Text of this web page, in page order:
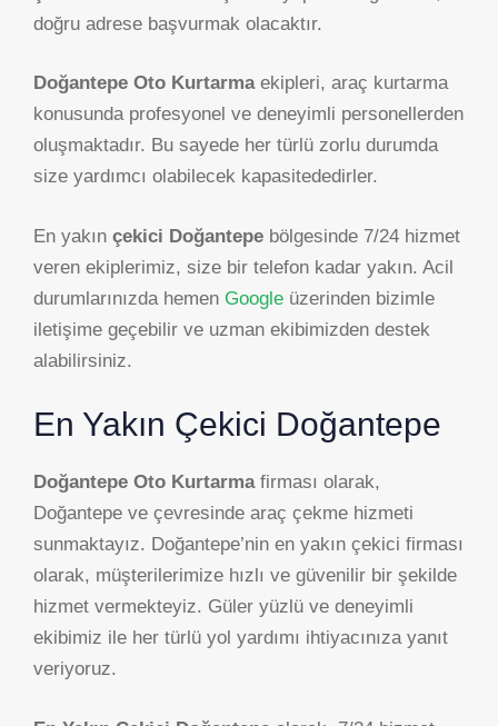
doğru adrese başvurmak olacaktır.
Doğantepe Oto Kurtarmaekipleri, araç kurtarma
konusunda profesyonel ve deneyimli personellerden
oluşmaktadır. Bu sayede her türlü zorlu durumda
size yardımcı olabilecek kapasitededirler.
En yakın çekici Doğantepe bölgesinde 7/24 hizmet
veren ekiplerimiz, size bir telefon kadar yakın. Acil
durumlarınızda hemen Google üzerinden bizimle
iletişime geçebilir ve uzman ekibimizden destek
alabilirsiniz.
En Yakın Çekici Doğantepe
Doğantepe Oto Kurtarmafirması olarak,
Doğantepe ve çevresinde araç çekme hizmeti
sunmaktayız. Doğantepe’nin en yakın çekici firması
olarak, müşterilerimize hızlı ve güvenilir bir şekilde
hizmet vermekteyiz. Güler yüzlü ve deneyimli
ekibimiz ile her türlü yol yardımı ihtiyacınıza yanıt
veriyoruz.